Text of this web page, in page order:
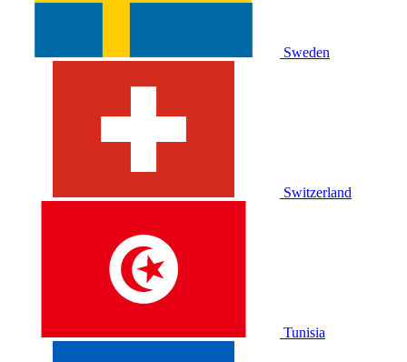
Sweden
Switzerland
Tunisia